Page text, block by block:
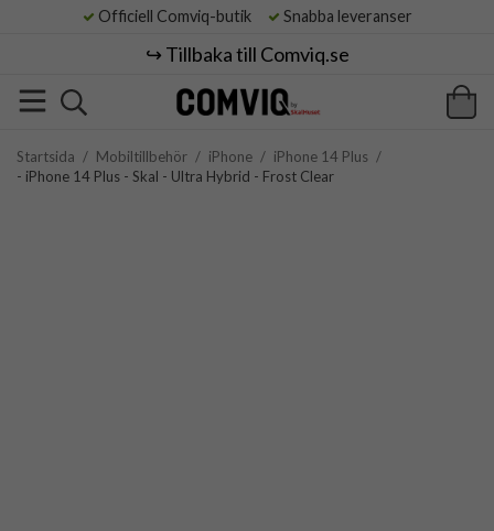
Officiell Comviq-butik Snabba leveranser
↪️ Tillbaka till Comviq.se
Startsida / Mobiltillbehör / iPhone / iPhone 14 Plus /
- iPhone 14 Plus - Skal - Ultra Hybrid - Frost Clear